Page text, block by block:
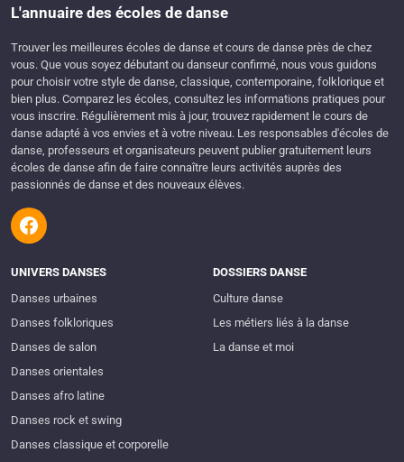
L'annuaire des écoles de danse
Trouver les meilleures écoles de danse et cours de danse près de chez
vous. Que vous soyez débutant ou danseur confirmé, nous vous guidons
pour choisir votre style de danse, classique, contemporaine, folklorique et
bien plus. Comparez les écoles, consultez les informations pratiques pour
vous inscrire. Régulièrement mis à jour, trouvez rapidement le cours de
danse adapté à vos envies et à votre niveau. Les responsables d'écoles de
danse, professeurs et organisateurs peuvent publier gratuitement leurs
écoles de danse afin de faire connaître leurs activités auprès des
passionnés de danse et des nouveaux élèves.
UNIVERS DANSES
Danses urbaines
Danses folkloriques
Danses de salon
Danses orientales
Danses afro latine
Danses rock et swing
Danses classique et corporelle
DOSSIERS DANSE
Culture danse
Les métiers liés à la danse
La danse et moi